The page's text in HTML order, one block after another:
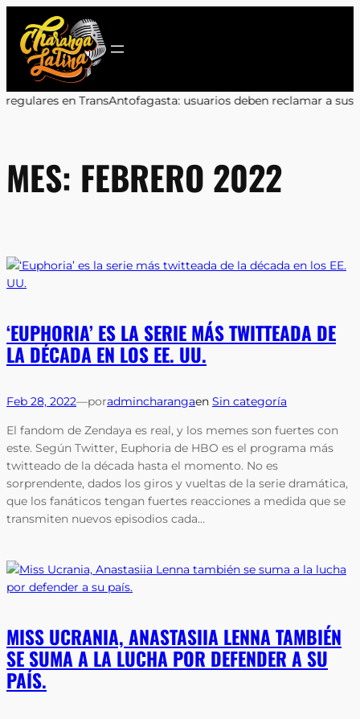
contenido
usuarios deben reclamar a sus bancos•Marcos
MES: FEBRERO 2022
‘EUPHORIA’ ES LA SERIE MÁS TWITTEADA DE
LA DÉCADA EN LOS EE. UU.
Feb 28, 2022—poradmincharangaen Sin categoría
El fandom de Zendaya es real, y los memes son fuertes con
este. Según Twitter, Euphoria de HBO es el programa más
twitteado de la década hasta el momento. No es
sorprendente, dados los giros y vueltas de la serie dramática,
que los fanáticos tengan fuertes reacciones a medida que se
transmiten nuevos episodios cada…
MISS UCRANIA, ANASTASIIA LENNA TAMBIÉN
SE SUMA A LA LUCHA POR DEFENDER A SU
PAÍS.